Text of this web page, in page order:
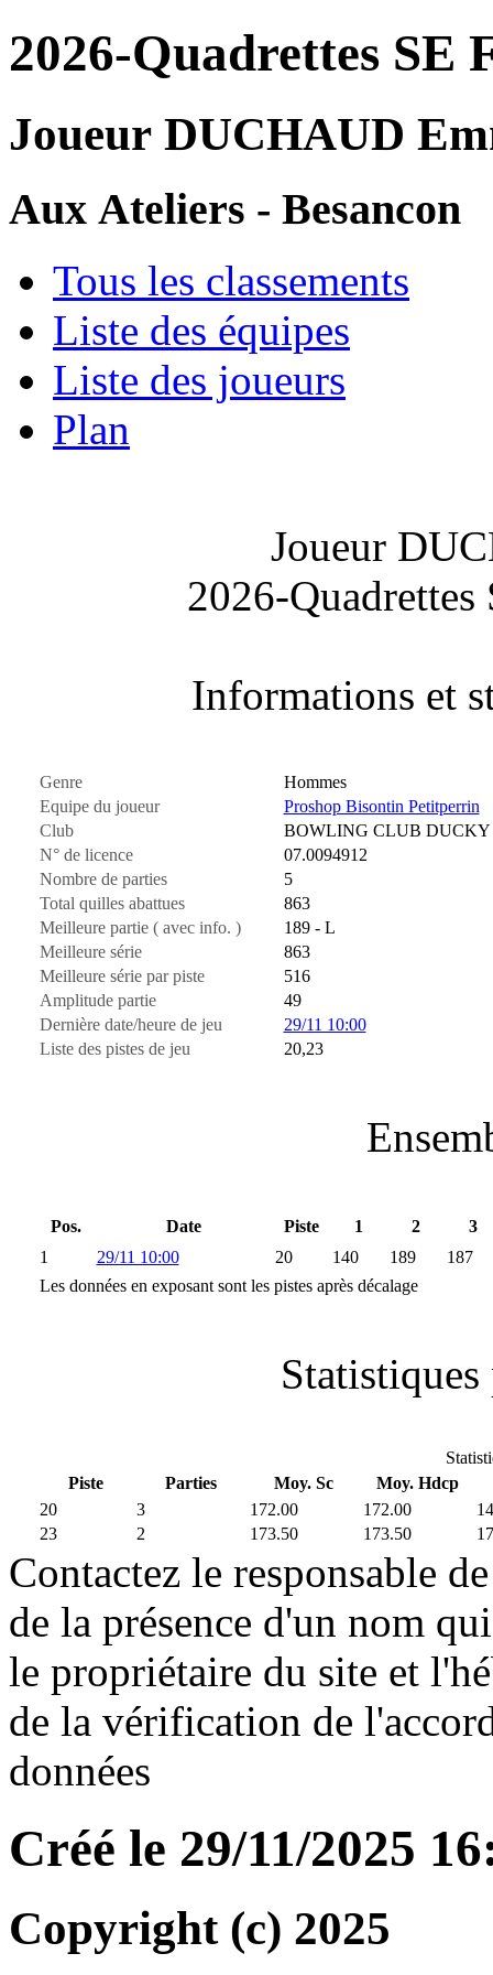
2026-Quadrettes SE
Joueur DUCHAUD
Aux Ateliers - Besancon
Tous les classements
Liste des équipes
Liste des joueurs
Plan
Joueur
2026-
Informations et
Genre
Hommes
Equipe du joueur
Proshop Bisontin Petitperrin
Club
BOWLING CLUB DUCKY
N° de licence
07.0094912
Nombre de parties
5
Total quilles abattues
863
Meilleure partie ( avec info. )
189 - L
Meilleure série
863
Meilleure série par piste
516
Amplitude partie
49
Dernière date/heure de jeu
29/11 10:00
Liste des pistes de jeu
20,23
Pos. Date Piste 1 2
3
1
29/11 10:00 20 140 189
187
Les données en exposant sont les pistes après décalage
Piste
Parties Moy. Sc
Moy. Hdcp
20
3 172.00 172.00
23
2 173.50 173.50
Contactez le responsable
de la présence d'un nom
le propriétaire du site et
de la vérification de
données
Créé le 29/11/2025
Copyright (c) 2025